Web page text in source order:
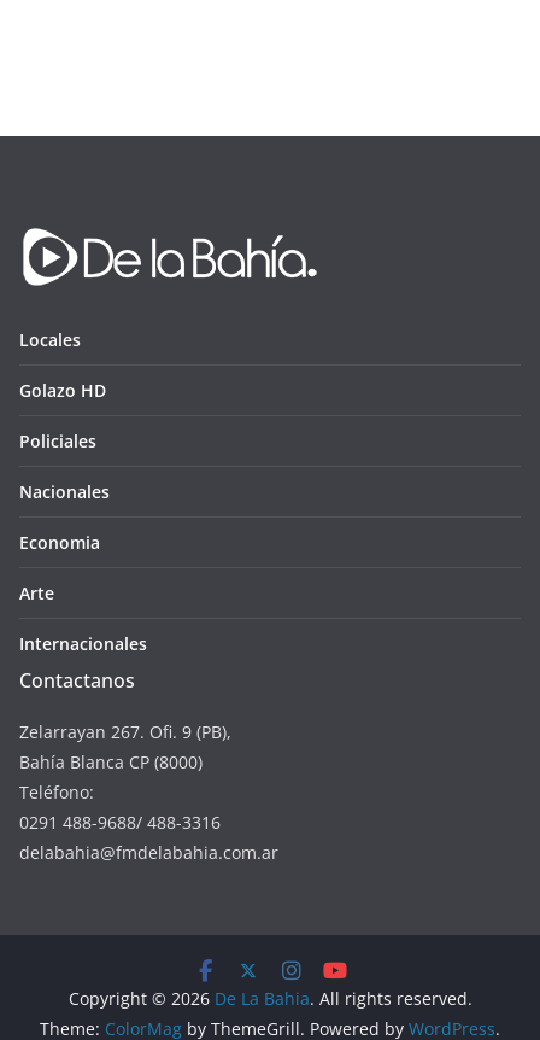
Locales
Golazo HD
Policiales
Nacionales
Economia
Arte
Internacionales
Contactanos
Zelarrayan 267. Ofi. 9 (PB),
Bahía Blanca CP (8000)
Teléfono:
0291 488-9688/ 488-3316
delabahia@fmdelabahia.com.ar
Copyright © 2026 De La Bahia. All rights reserved.
Theme: ColorMag by ThemeGrill. Powered by WordPress.